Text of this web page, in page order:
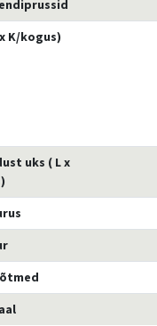
K/kogus)
uks ( L x